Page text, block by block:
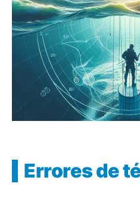
Errores de